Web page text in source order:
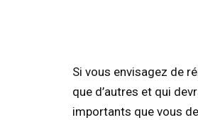
Si vous envisagez de
que d’autres et qui
importants que vous